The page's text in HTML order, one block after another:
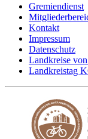
Gremiendienst
Kontakt
Impressum
Datenschutz
Landkreise
Landkreistag